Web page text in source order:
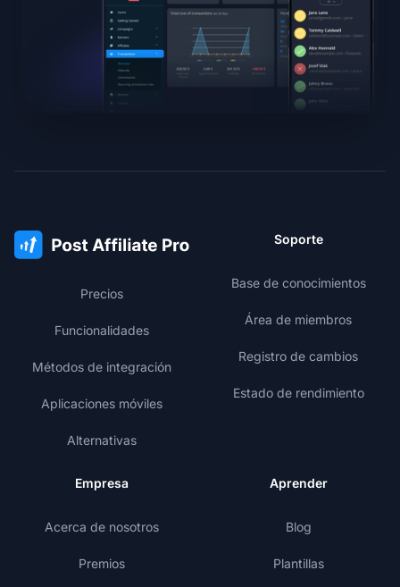
Precios
Funcionalidades
Métodos de integración
Aplicaciones móviles
Alternativas
Soporte
Base de conocimientos
Área de miembros
Registro de cambios
Estado de rendimiento
Empresa
Acerca de nosotros
Premios
Aprender
Blog
Plantillas